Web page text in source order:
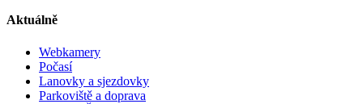
Aktuálně
Webkamery
Počasí
Lanovky a sjezdovky
Parkoviště a doprava